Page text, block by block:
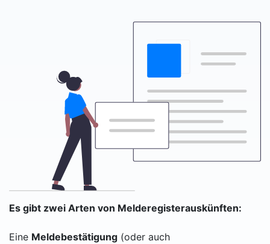
Es gibt zwei Arten von Melderegisterauskünften:
Eine Meldebestätigung (oder auch